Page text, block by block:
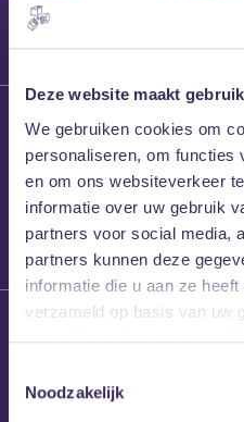
Deze website maakt
We gebruiken cookies om
personaliseren, om functies
en om ons websiteverkeer
informatie over uw gebruik
partners voor social media,
partners kunnen deze
informatie die u aan ze
verzameld op basis van uw
Noodzakelijk